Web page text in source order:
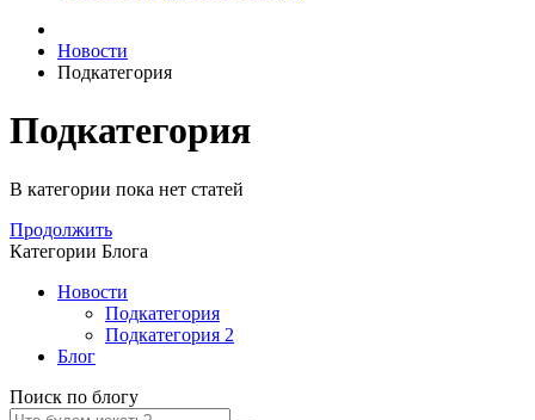
Новости
Подкатегория
Подкатегория
В категории пока нет статей
Продолжить
Категории Блога
Новости
Подкатегория
Подкатегория 2
Блог
Поиск по блогу